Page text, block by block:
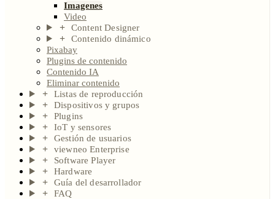
Imagenes
Video
Content Designer
Contenido dinámico
Pixabay
Plugins de contenido
Contenido IA
Eliminar contenido
Listas de reproducción
Dispositivos y grupos
Plugins
IoT y sensores
Gestión de usuarios
viewneo Enterprise
Software Player
Hardware
Guía del desarrollador
FAQ